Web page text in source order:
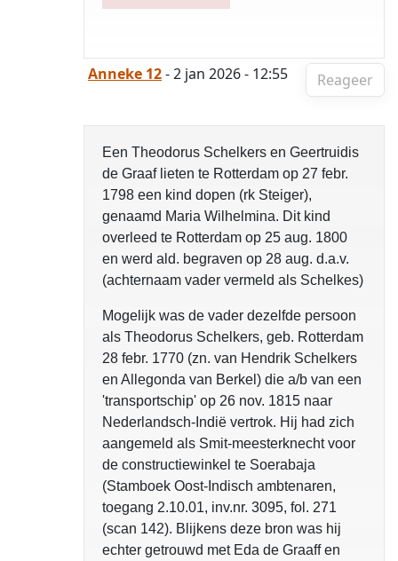
Reageer
Anneke 12- 2 jan 2026 - 12:55
Een Theodorus Schelkers en Geertruidis
de Graaf lieten te Rotterdam op 27 febr.
1798 een kind dopen (rk Steiger),
genaamd Maria Wilhelmina. Dit kind
overleed te Rotterdam op 25 aug. 1800
en werd ald. begraven op 28 aug. d.a.v.
(achternaam vader vermeld als Schelkes)
Mogelijk was de vader dezelfde persoon
als Theodorus Schelkers, geb. Rotterdam
28 febr. 1770 (zn. van Hendrik Schelkers
en Allegonda van Berkel) die a/b van een
'transportschip' op 26 nov. 1815 naar
Nederlandsch-Indië vertrok. Hij had zich
aangemeld als Smit-meesterknecht voor
de constructiewinkel te Soerabaja
(Stamboek Oost-Indisch ambtenaren,
toegang 2.10.01, inv.nr. 3095, fol. 271
(scan 142). Blijkens deze bron was hij
echter getrouwd met Eda de Graaff en